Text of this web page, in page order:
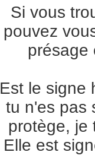
Si vous
pouvez
présage
Est le signe
tu n'es pas
protège, je
Elle est